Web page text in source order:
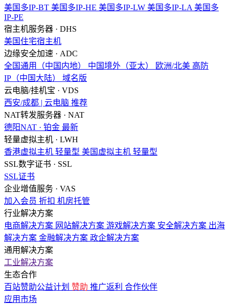
美国多IP-BT 美国多IP-HE 美国多IP-LW 美国多IP-LA 美国多
IP-PE
宿主机服务器 · DHS
美国住宅宿主机
边缘安全加速 · ADC
全国通用（中国内地）
中国境外（亚太） 欧洲/北美 高防
IP（中国大陆）
域名版
云电脑/挂机宝 · VDS
西安/成都 | 云电脑 推荐
NAT转发服务器 · NAT
德阳NAT · 铂金 最新
轻量虚拟主机 · LWH
香港虚拟主机 轻量型 美国虚拟主机 轻量型
SSL数字证书 · SSL
SSL证书
企业增值服务 · VAS
加入会员 折扣 机房托管
行业解决方案
电商解决方案 网站解决方案 游戏解决方案 安全解决方案 出海
解决方案 金融解决方案 政企解决方案
通用解决方案
工业解决方案
生态合作
百站赞助公益计划 赞助 推广返利 合作伙伴
应用市场